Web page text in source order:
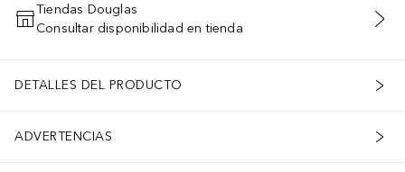
AÑADIR AL CARRITO
Tiendas Douglas
Consultar disponibilidad en tienda
DETALLES DEL PRODUCTO
ADVERTENCIAS